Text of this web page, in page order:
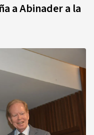
a Abinader a la